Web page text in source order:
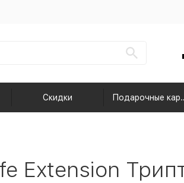
Скидки
Extension